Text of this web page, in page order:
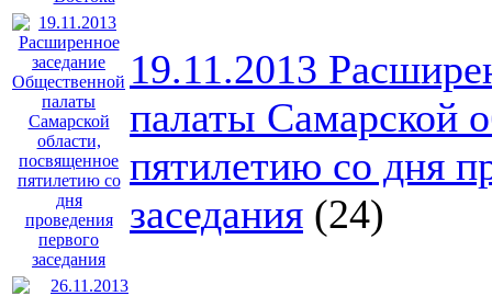
19.11.2013
палаты Самарской
пятилетию со дня
заседания (24)